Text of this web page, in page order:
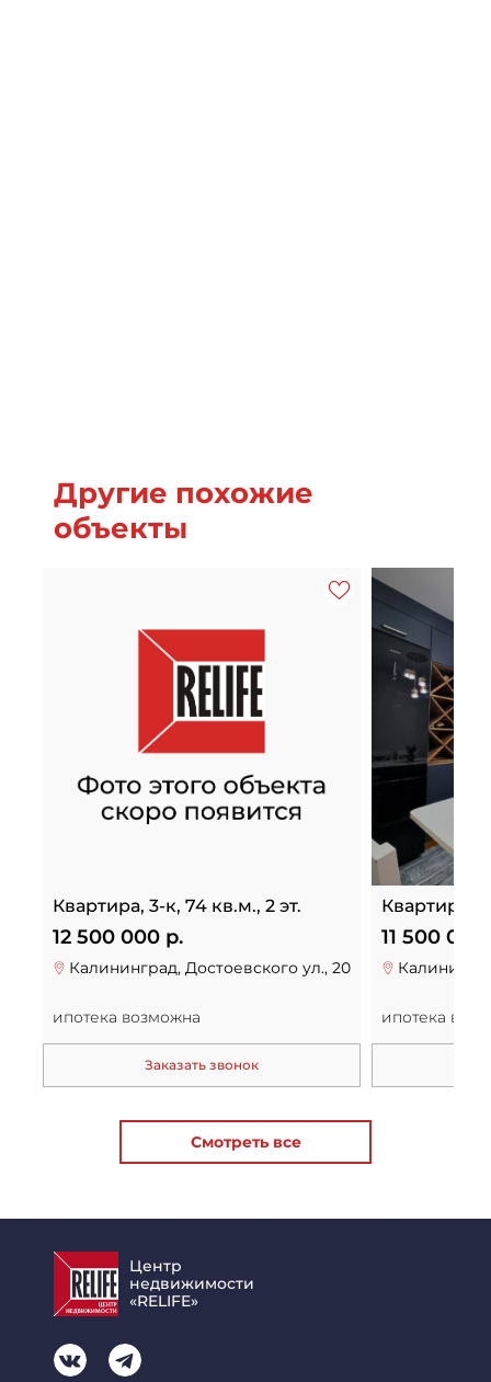
Другие похожие
объекты
Квартира, 3-к, 74 кв.м., 2 эт.
12 500 000 р.
Калининград, Достоевского ул., 20
ипотека возможна
Заказать звонок
Квартира,
11 500 000
ипотека
Смотреть все
Центр
недвижимости
«RELIFE»